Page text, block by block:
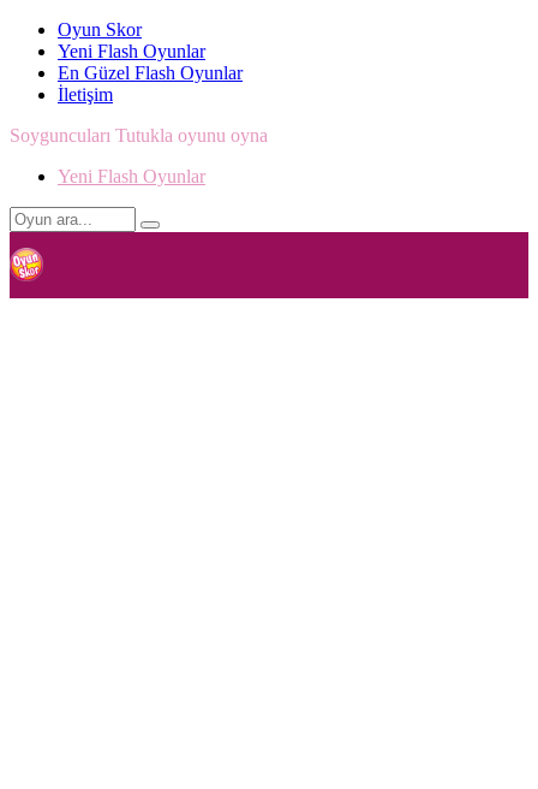
Oyun Skor
Yeni Flash Oyunlar
En Güzel Flash Oyunlar
İletişim
Soyguncuları Tutukla oyunu oyna
Yeni Flash Oyunlar